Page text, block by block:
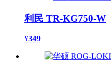
利民 TR-KG750-W
¥349